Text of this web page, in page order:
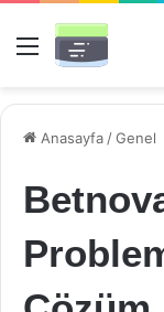
Menü
Anasayfa /Genel